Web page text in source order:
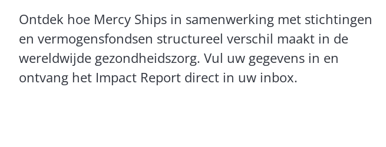
Ontdek hoe Mercy Ships in samenwerking met stichtingen
en vermogensfondsen structureel verschil maakt in de
wereldwijde gezondheidszorg. Vul uw gegevens in en
ontvang het Impact Report direct in uw inbox.